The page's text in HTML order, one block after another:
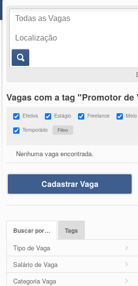
Vagas com a tag "Promotor de
Efetiva Estágio Freelance
Temporário
Nenhuma vaga encontrada.
Cadastrar Vaga
Buscar por… Tags
Tipo de Vaga
Salário de Vaga
Categoria Vaga